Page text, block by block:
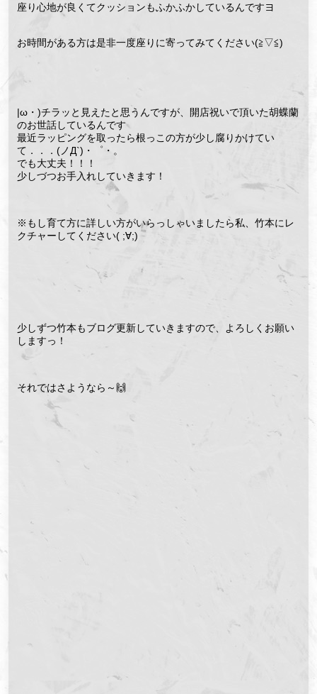
座り心地が良くてクッションもふかふかしているんですヨ
お時間がある方は是非一度座りに寄ってみてください(≧▽≦)
|ω・)チラッと見えたと思うんですが、開店祝いで頂いた胡蝶蘭
のお世話しているんです
最近ラッピングを取ったら根っこの方が少し腐りかけてい
て．．．(ノД`)・゜・。
でも大丈夫！！！
少しづつお手入れしていきます！
※もし育て方に詳しい方がいらっしゃいましたら私、竹本にレ
クチャーしてください( ;∀;)
少しずつ竹本もブログ更新していきますので、よろしくお願い
しますっ！
それではさようなら～🙌